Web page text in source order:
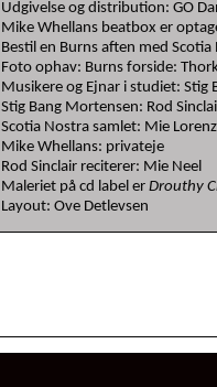
Udgivelse og distribution: GO
Mike Whellans beatbox er
Bestil en Burns aften med
Foto ophav: Burns forside:
Musikere og Ejnar i studiet: Stig
Stig Bang Mortensen: Rod
Scotia Nostra samlet: Mie
Mike Whellans: privateje
Rod Sinclair reciterer: Mie Neel
Maleriet på cd label erDrouthy
Layout: Ove Detlevsen